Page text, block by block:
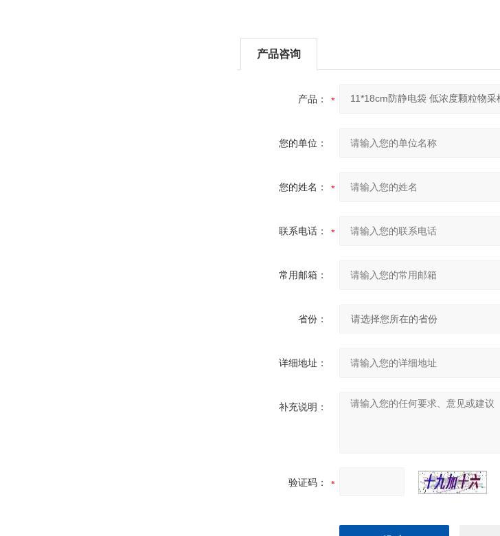
产品咨询
产品：
您的单位：
您的姓名：
联系电话：
常用邮箱：
省份：
详细地址：
补充说明：
验证码：